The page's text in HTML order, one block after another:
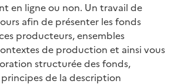
en ligne ou non. Un travail de
afin de présenter les fonds
producteurs, ensembles
de production et ainsi vous
structurée des fonds,
de la description